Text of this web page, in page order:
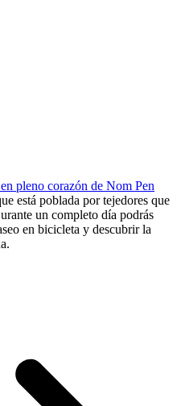
pleno corazón de Nom Pen
está poblada por tejedores que
un completo día podrás
en bicicleta y descubrir la